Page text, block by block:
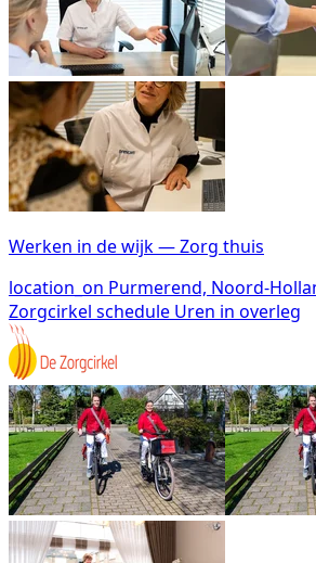
Werken in de wijk — Zorg thuis
location_on Purmerend, Noord-
Zorgcirkel schedule Uren in overleg